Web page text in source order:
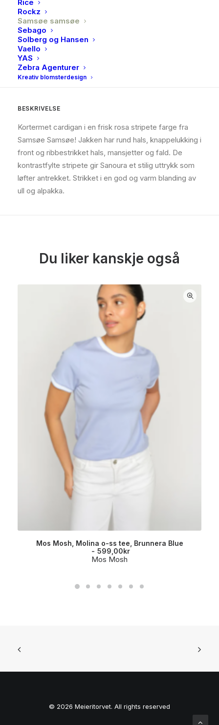
Rice
Rockz
Samsøe samsøe
Sebago
Solberg og Hansen
Vaello
YAS
Zebra Agenturer
Kreativ blomsterdesign
Kategorier
Brand
Samsøe samsøe
BESKRIVELSE
BESKRIVELSE
Kortermet cardigan i en frisk rosa stripete farge fra
Samsøe Samsøe! Jakken har rund hals, knappelukking i
front og ribbestrikket hals, mansjetter og fald. De
kontrastfylte stripete gir Sanoura et stilig uttrykk som
løfter antrekket. Strikket i en god og varm blanding av
ull og alpakka.
Du liker kanskje også
Mos Mosh, Molina o-ss tee, Brunnera Blue
599,00kr
Mos Mosh
© 2026 Meieritorvet. All rights reserved